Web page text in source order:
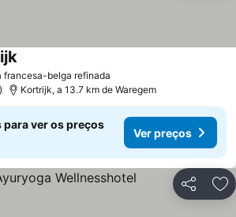
francesa-belga refinada
Kortrijk, a 13.7 km de Waregem
para ver os preços
Ver preços
Partilhar